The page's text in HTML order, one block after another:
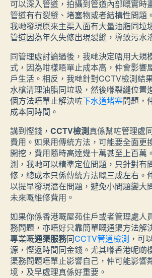
可以深入管道，拍攝到管道內部嘅實時
管道有冇裂縫、堵塞物或者結構性問題
我哋發現原來主渠入面有大量油脂同垃
管道因為年久失修出現裂縫，導致污水
同管理處討論過後，我哋決定唔用大規
式，因為咁樣唔單止成本高，仲會影響
戶生活。相反，我哋針對CCTV檢測結
水槍清理油脂同垃圾，然後喺裂縫位置
個方法唔單止解決咗下水道堵塞問題，
成本同時間。
講到慳錢， CCTV檢測真係幫咗管理處
費用。如果用傳統方法，可能要全面更
開挖，費用隨時高達幾十萬甚至上百萬
測，我哋可以精準定位問題，只針對有
修，總成本只係傳統方法嘅三成左右。
以提早發現潛在問題，避免小問題變大
未來嘅維修費用。
如果你係香港嘅屋苑住戶或者管理處人
務問題，亦唔好只靠簡單嘅通渠方法解
專業嘅通渠服務同CCTV管道檢測 ，可
源，慳返時間同金錢。尤其喺香港呢啲
渠務問題唔單止影響自己，仲可能影響
境，及早處理真係好重要。